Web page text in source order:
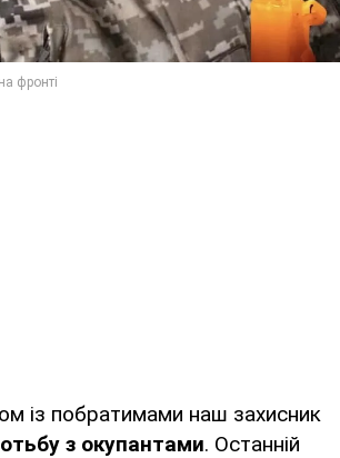
із побратимами наш захисник
з окупантами. Останній